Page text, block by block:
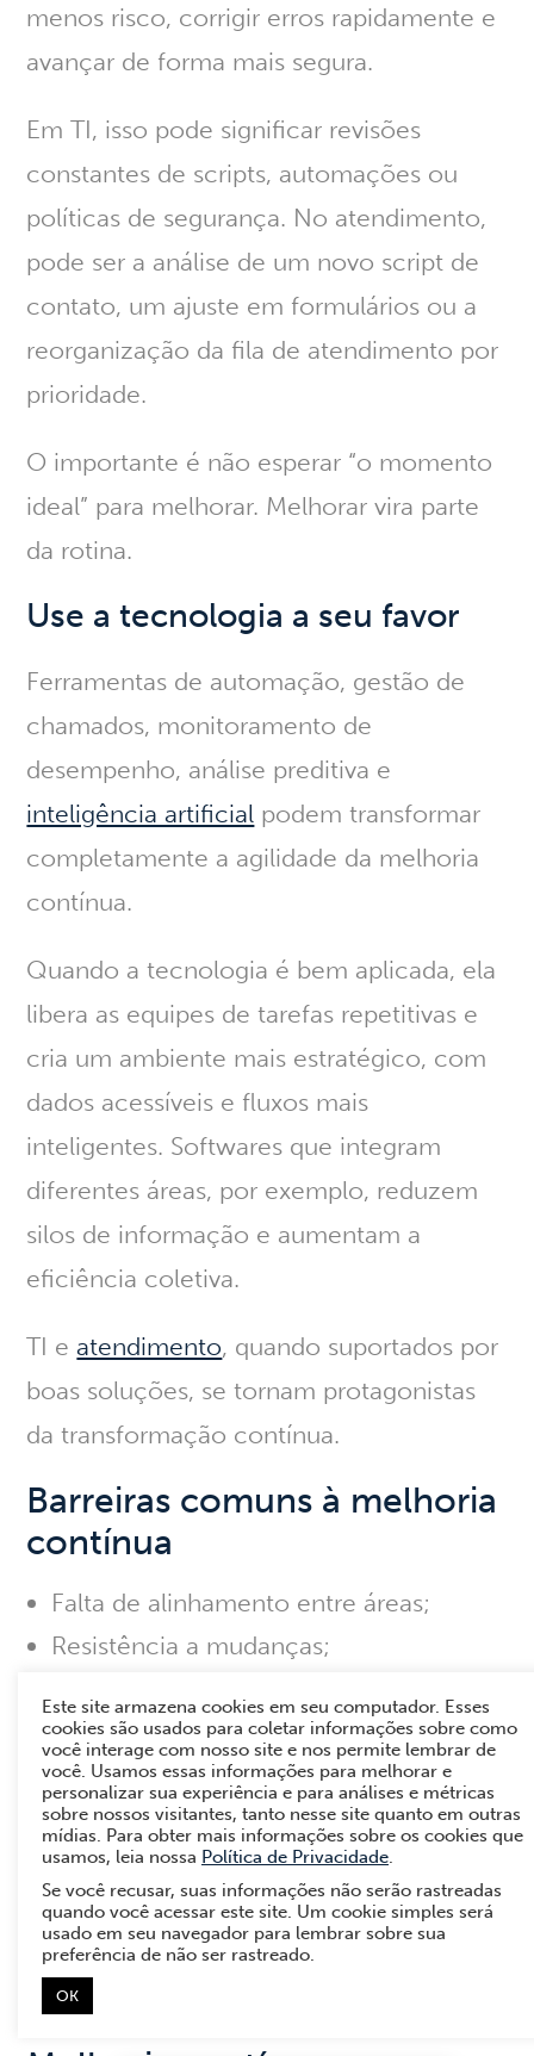
menos risco, corrigir erros rapidamente e
avançar de forma mais segura.
Em TI, isso pode significar revisões
constantes de scripts, automações ou
políticas de segurança. No atendimento,
pode ser a análise de um novo script de
contato, um ajuste em formulários ou a
reorganização da fila de atendimento por
prioridade.
O importante é não esperar “o momento
ideal” para melhorar. Melhorar vira parte
da rotina.
Use a tecnologia a seu favor
Ferramentas de automação, gestão de
chamados, monitoramento de
desempenho, análise preditiva e
inteligência artificial podem transformar
completamente a agilidade da melhoria
contínua.
Quando a tecnologia é bem aplicada, ela
libera as equipes de tarefas repetitivas e
cria um ambiente mais estratégico, com
dados acessíveis e fluxos mais
inteligentes. Softwares que integram
diferentes áreas, por exemplo, reduzem
silos de informação e aumentam a
eficiência coletiva.
TI eatendimento, quando suportados por
boas soluções, se tornam protagonistas
da transformação contínua.
Barreiras comuns à melhoria
contínua
Falta de alinhamento entre áreas;
Resistência a mudanças;
Sobrecarga de processos e burocracia;
Falta de visibilidade sobre o
desempenho.
Superar esses pontos exigecomunicação
clara, liderança engajada e ferramentas
que facilitem a coleta e análise de dados
em tempo real.
Este site armazena cookies em seu computador. Esses
cookies são usados para coletar informações sobre como
você interage com nosso site e nos permite lembrar de
você. Usamos essas informações para melhorar e
personalizar sua experiência e para análises e métricas
sobre nossos visitantes, tanto nesse site quanto em outras
mídias. Para obter mais informações sobre os cookies que
usamos, leia nossa Política de Privacidade.
Se você recusar, suas informações não serão rastreadas
quando você acessar este site. Um cookie simples será
usado em seu navegador para lembrar sobre sua
preferência de não ser rastreado.
OK